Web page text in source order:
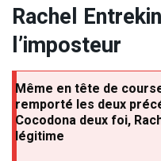
Rachel
l’imposteur
Même en tête de
remporté les deux
Cocodona deux foi,
légitime